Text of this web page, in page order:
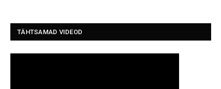
TÄHTSAMAD VIDEOD